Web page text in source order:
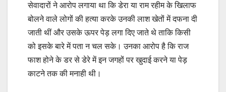
सेवादारों ने आरोप लगाया था कि डेरा या राम रहीम के खिलाफ
बोलने वाले लोगों की हत्या करके उनकी लाश खेतों में दफना दी
जाती थीं और उसके ऊपर पेड़ लगा दिए जाते थे ताकि किसी
को इसके बारे में पता न चल सके। उनका आरोप है कि राज
फाश होने के डर से डेरे में इन जगहों पर खुदाई करने या पेड़
काटने तक की मनाही थी।